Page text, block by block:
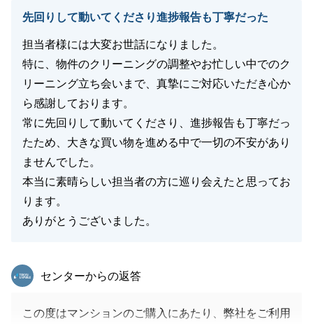
閉じる
先回りして動いてくださり進捗報告も丁寧だった
担当者様には大変お世話になりました。
特に、物件のクリーニングの調整やお忙しい中でのク
リーニング立ち会いまで、真摯にご対応いただき心か
ら感謝しております。
常に先回りして動いてくださり、進捗報告も丁寧だっ
たため、大きな買い物を進める中で一切の不安があり
ませんでした。
本当に素晴らしい担当者の方に巡り会えたと思ってお
ります。
ありがとうございました。
東急リバブル
センターからの返答
この度はマンションのご購入にあたり、弊社をご利用